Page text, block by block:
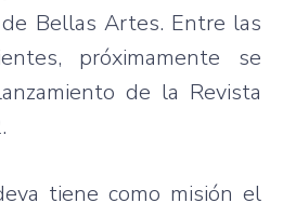
Bellas Artes. Entre las
próximamente se
de la Revista
tiene como misión el